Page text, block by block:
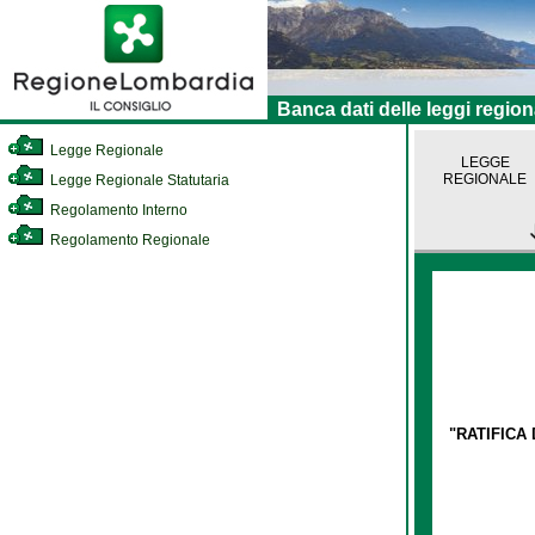
Banca dati delle leggi
Legge Regionale
Legge Regionale Statutaria
Regolamento Interno
Regolamento Regionale
LEGGE
REGIONALE
"RATIFICA